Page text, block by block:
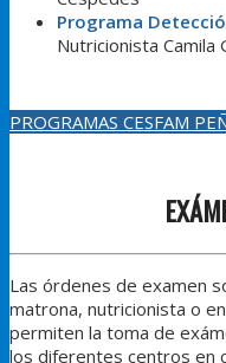
Programa
Nutricionista Camila
PROGRAMAS CESFAM
Las órdenes de examen
matrona, nutricionista o
permiten la toma de
los diferentes centros en